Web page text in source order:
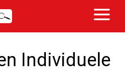
Individuele